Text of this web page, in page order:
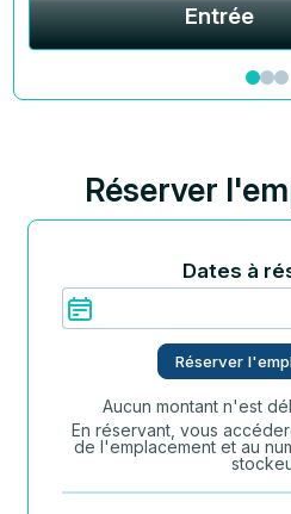
Entrée
Réserver
Dates à
Réserver
Aucun montant n'est
En réservant, vous
de l'emplacement et au